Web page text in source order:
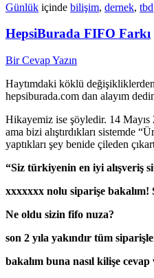
Günlük içinde bilişim, dernek, tbd
HepsiBurada FIFO Farkı
Bir Cevap Yazın
Haytımdaki köklü
hepsiburada.com dan alayım
Hikayemiz ise şöyledir. 14
ama bizi alıştırdıkları sistemde
yaptıkları şey benide çileden
“Siz türkiyenin en iyi alışveriş
xxxxxxx nolu siparişe
Ne oldu sizin fifo nuza?
son 2 yıla yakındır tüm
bakalım buna nasıl kilişe